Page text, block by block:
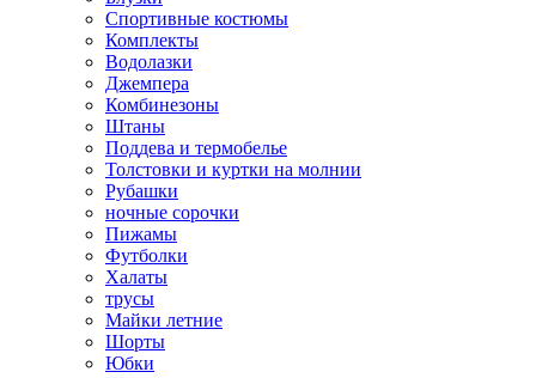
Спортивные костюмы
Комплекты
Водолазки
Джемпера
Комбинезоны
Штаны
Поддева и термобелье
Толстовки и куртки на молнии
Рубашки
ночные сорочки
Пижамы
Футболки
Халаты
трусы
Майки летние
Шорты
Юбки